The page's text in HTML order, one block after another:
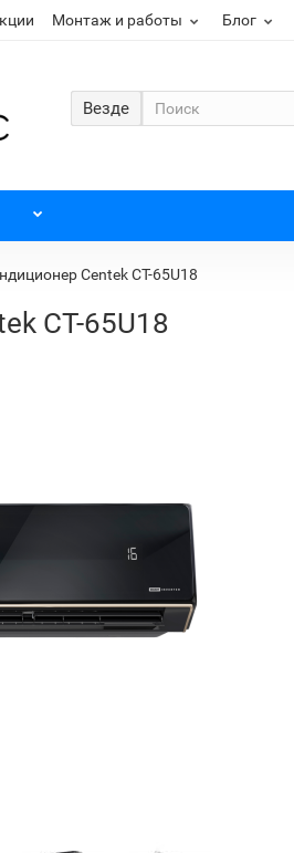
Монтаж и работы Блог
Везде
Centek CT-65U18
CT-65U18